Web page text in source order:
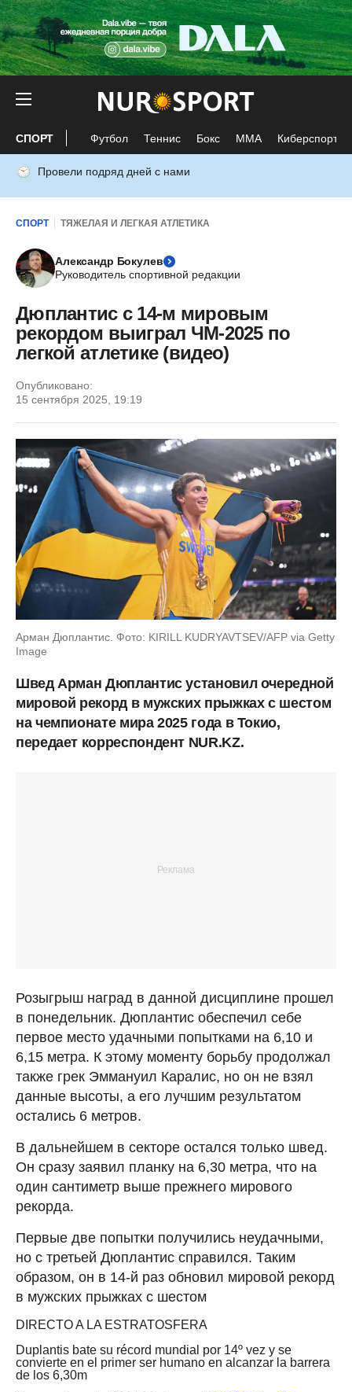
СПОРТ Футбол Теннис Бокс ММА Киберспорт
Провели подряд дней с нами
СПОРТ ТЯЖЕЛАЯ И ЛЕГКАЯ АТЛЕТИКА
Александр Бокулев
Руководитель спортивной редакции
Дюплантис с 14-м мировым
рекордом выиграл ЧМ-2025 по
легкой атлетике (видео)
Опубликовано:
15 сентября 2025, 19:19
Арман Дюплантис. Фото: KIRILL KUDRYAVTSEV/AFP via Getty
Image
Швед Арман Дюплантис установил очередной
мировой рекорд в мужских прыжках с шестом
на чемпионате мира 2025 года в Токио,
передает корреспондент NUR.KZ.
Розыгрыш наград в данной дисциплине прошел
в понедельник. Дюплантис обеспечил себе
первое место удачными попытками на 6,10 и
6,15 метра. К этому моменту борьбу продолжал
также грек Эммануил Каралис, но он не взял
данные высоты, а его лучшим результатом
остались 6 метров.
В дальнейшем в секторе остался только швед.
Он сразу заявил планку на 6,30 метра, что на
один сантиметр выше прежнего мирового
рекорда.
Первые две попытки получились неудачными,
но с третьей Дюплантис справился. Таким
образом, он в 14-й раз обновил мировой рекорд
в мужских прыжках с шестом
DIRECTO A LA ESTRATOSFERA
Duplantis bate su récord mundial por 14º vez y se
convierte en el primer ser humano en alcanzar la barrera
de los 6,30m